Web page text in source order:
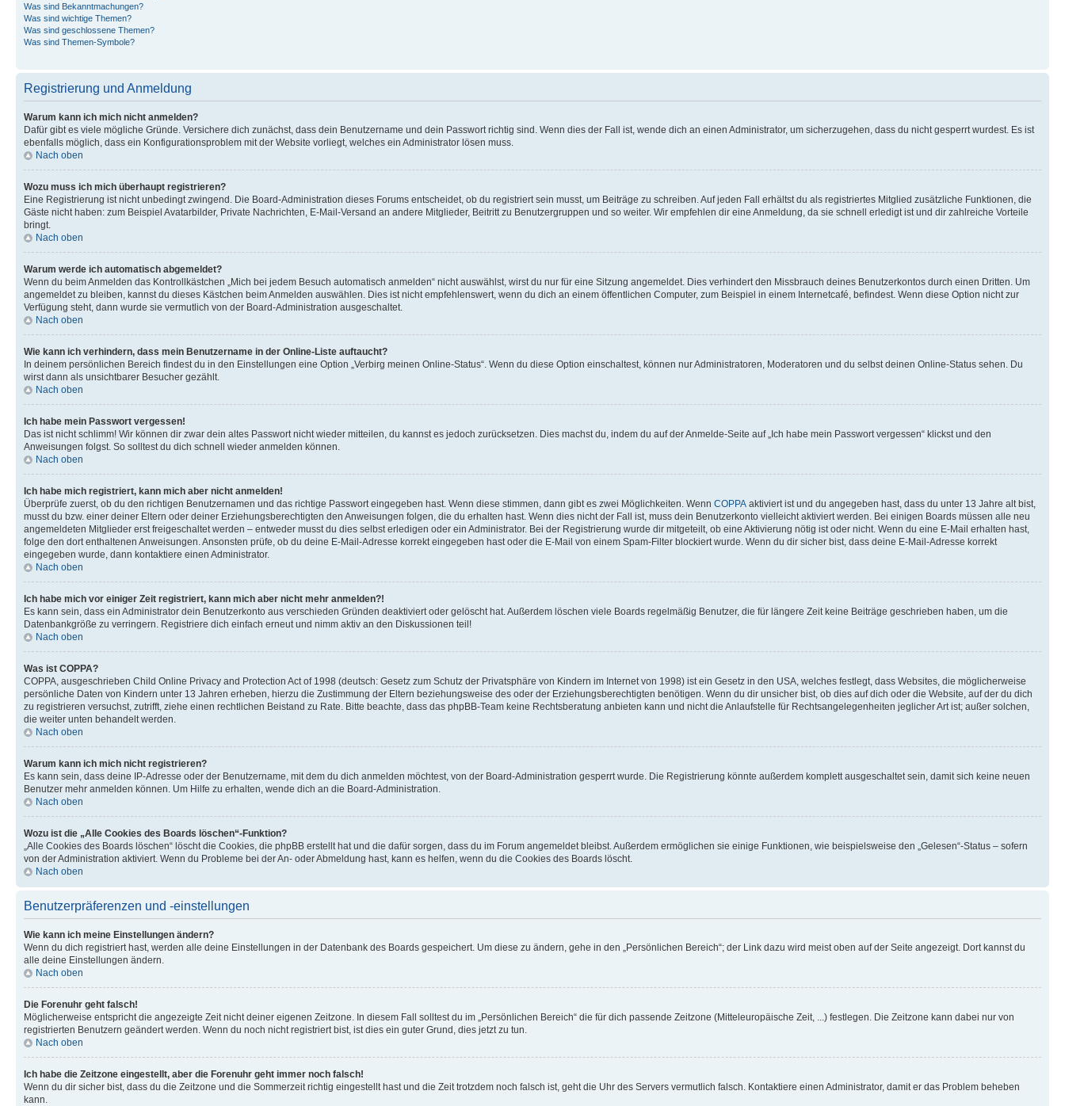
Was sind Bekanntmachungen?
Was sind wichtige Themen?
Was sind geschlossene Themen?
Was sind Themen-Symbole?
Registrierung und Anmeldung
Warum kann ich mich nicht anmelden?
Dafür gibt es viele mögliche Gründe. Versichere dich zunächst, dass dein Benutzername und dein Passwort richtig sind. Wenn dies der Fall ist, wende dich an einen Administrator, um sicherzugehen, dass du nicht gesperrt wurdest. Es ist
ebenfalls möglich, dass ein Konfigurationsproblem mit der Website vorliegt, welches ein Administrator lösen muss.
Nach oben
Wozu muss ich mich überhaupt registrieren?
Eine Registrierung ist nicht unbedingt zwingend. Die Board-Administration dieses Forums entscheidet, ob du registriert sein musst, um Beiträge zu schreiben. Auf jeden Fall erhältst du als registriertes Mitglied zusätzliche Funktionen, die
Gäste nicht haben: zum Beispiel Avatarbilder, Private Nachrichten, E-Mail-Versand an andere Mitglieder, Beitritt zu Benutzergruppen und so weiter. Wir empfehlen dir eine Anmeldung, da sie schnell erledigt ist und dir zahlreiche Vorteile
bringt.
Nach oben
Warum werde ich automatisch abgemeldet?
Wenn du beim Anmelden das Kontrollkästchen „Mich bei jedem Besuch automatisch anmelden“ nicht auswählst, wirst du nur für eine Sitzung angemeldet. Dies verhindert den Missbrauch deines Benutzerkontos durch einen Dritten. Um
angemeldet zu bleiben, kannst du dieses Kästchen beim Anmelden auswählen. Dies ist nicht empfehlenswert, wenn du dich an einem öffentlichen Computer, zum Beispiel in einem Internetcafé, befindest. Wenn diese Option nicht zur
Verfügung steht, dann wurde sie vermutlich von der Board-Administration ausgeschaltet.
Nach oben
Wie kann ich verhindern, dass mein Benutzername in der Online-Liste auftaucht?
In deinem persönlichen Bereich findest du in den Einstellungen eine Option „Verbirg meinen Online-Status“. Wenn du diese Option einschaltest, können nur Administratoren, Moderatoren und du selbst deinen Online-Status sehen. Du
wirst dann als unsichtbarer Besucher gezählt.
Nach oben
Ich habe mein Passwort vergessen!
Das ist nicht schlimm! Wir können dir zwar dein altes Passwort nicht wieder mitteilen, du kannst es jedoch zurücksetzen. Dies machst du, indem du auf der Anmelde-Seite auf „Ich habe mein Passwort vergessen“ klickst und den
Anweisungen folgst. So solltest du dich schnell wieder anmelden können.
Nach oben
Ich habe mich registriert, kann mich aber nicht anmelden!
Überprüfe zuerst, ob du den richtigen Benutzernamen und das richtige Passwort eingegeben hast. Wenn diese stimmen, dann gibt es zwei Möglichkeiten. Wenn COPPA aktiviert ist und du angegeben hast, dass du unter 13 Jahre alt bist,
musst du bzw. einer deiner Eltern oder deiner Erziehungsberechtigten den Anweisungen folgen, die du erhalten hast. Wenn dies nicht der Fall ist, muss dein Benutzerkonto vielleicht aktiviert werden. Bei einigen Boards müssen alle neu
angemeldeten Mitglieder erst freigeschaltet werden – entweder musst du dies selbst erledigen oder ein Administrator. Bei der Registrierung wurde dir mitgeteilt, ob eine Aktivierung nötig ist oder nicht. Wenn du eine E-Mail erhalten hast,
folge den dort enthaltenen Anweisungen. Ansonsten prüfe, ob du deine E-Mail-Adresse korrekt eingegeben hast oder die E-Mail von einem Spam-Filter blockiert wurde. Wenn du dir sicher bist, dass deine E-Mail-Adresse korrekt
eingegeben wurde, dann kontaktiere einen Administrator.
Nach oben
Ich habe mich vor einiger Zeit registriert, kann mich aber nicht mehr anmelden?!
Es kann sein, dass ein Administrator dein Benutzerkonto aus verschieden Gründen deaktiviert oder gelöscht hat. Außerdem löschen viele Boards regelmäßig Benutzer, die für längere Zeit keine Beiträge geschrieben haben, um die
Datenbankgröße zu verringern. Registriere dich einfach erneut und nimm aktiv an den Diskussionen teil!
Nach oben
Was ist COPPA?
COPPA, ausgeschrieben Child Online Privacy and Protection Act of 1998 (deutsch: Gesetz zum Schutz der Privatsphäre von Kindern im Internet von 1998) ist ein Gesetz in den USA, welches festlegt, dass Websites, die möglicherweise
persönliche Daten von Kindern unter 13 Jahren erheben, hierzu die Zustimmung der Eltern beziehungsweise des oder der Erziehungsberechtigten benötigen. Wenn du dir unsicher bist, ob dies auf dich oder die Website, auf der du dich
zu registrieren versuchst, zutrifft, ziehe einen rechtlichen Beistand zu Rate. Bitte beachte, dass das phpBB-Team keine Rechtsberatung anbieten kann und nicht die Anlaufstelle für Rechtsangelegenheiten jeglicher Art ist; außer solchen,
die weiter unten behandelt werden.
Nach oben
Warum kann ich mich nicht registrieren?
Es kann sein, dass deine IP-Adresse oder der Benutzername, mit dem du dich anmelden möchtest, von der Board-Administration gesperrt wurde. Die Registrierung könnte außerdem komplett ausgeschaltet sein, damit sich keine neuen
Benutzer mehr anmelden können. Um Hilfe zu erhalten, wende dich an die Board-Administration.
Nach oben
Wozu ist die „Alle Cookies des Boards löschen“-Funktion?
„Alle Cookies des Boards löschen“ löscht die Cookies, die phpBB erstellt hat und die dafür sorgen, dass du im Forum angemeldet bleibst. Außerdem ermöglichen sie einige Funktionen, wie beispielsweise den „Gelesen“-Status – sofern
von der Administration aktiviert. Wenn du Probleme bei der An- oder Abmeldung hast, kann es helfen, wenn du die Cookies des Boards löscht.
Nach oben
Benutzerpräferenzen und -einstellungen
Wie kann ich meine Einstellungen ändern?
Wenn du dich registriert hast, werden alle deine Einstellungen in der Datenbank des Boards gespeichert. Um diese zu ändern, gehe in den „Persönlichen Bereich“; der Link dazu wird meist oben auf der Seite angezeigt. Dort kannst du
alle deine Einstellungen ändern.
Nach oben
Die Forenuhr geht falsch!
Möglicherweise entspricht die angezeigte Zeit nicht deiner eigenen Zeitzone. In diesem Fall solltest du im „Persönlichen Bereich“ die für dich passende Zeitzone (Mitteleuropäische Zeit, ...) festlegen. Die Zeitzone kann dabei nur von
registrierten Benutzern geändert werden. Wenn du noch nicht registriert bist, ist dies ein guter Grund, dies jetzt zu tun.
Nach oben
Ich habe die Zeitzone eingestellt, aber die Forenuhr geht immer noch falsch!
Wenn du dir sicher bist, dass du die Zeitzone und die Sommerzeit richtig eingestellt hast und die Zeit trotzdem noch falsch ist, geht die Uhr des Servers vermutlich falsch. Kontaktiere einen Administrator, damit er das Problem beheben
kann.